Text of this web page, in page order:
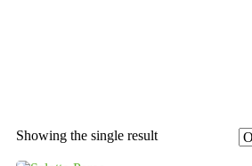
Showing the single result